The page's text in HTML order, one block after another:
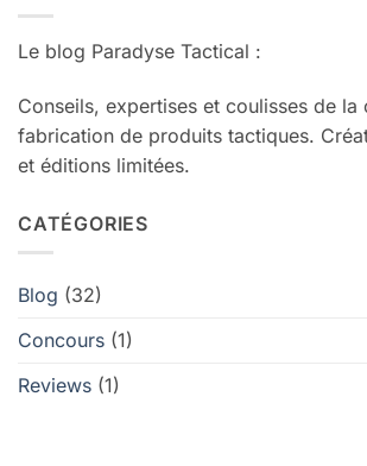
Le blog Paradyse Tactical :
Conseils, expertises et coulisses de la
fabrication de produits tactiques.
et éditions limitées.
CATÉGORIES
Blog (32)
Concours (1)
Reviews (1)